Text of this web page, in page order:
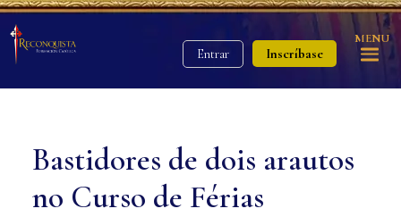
Entrar Inscríbase
MENU
Bastidores de dois arautos
no Curso de Férias